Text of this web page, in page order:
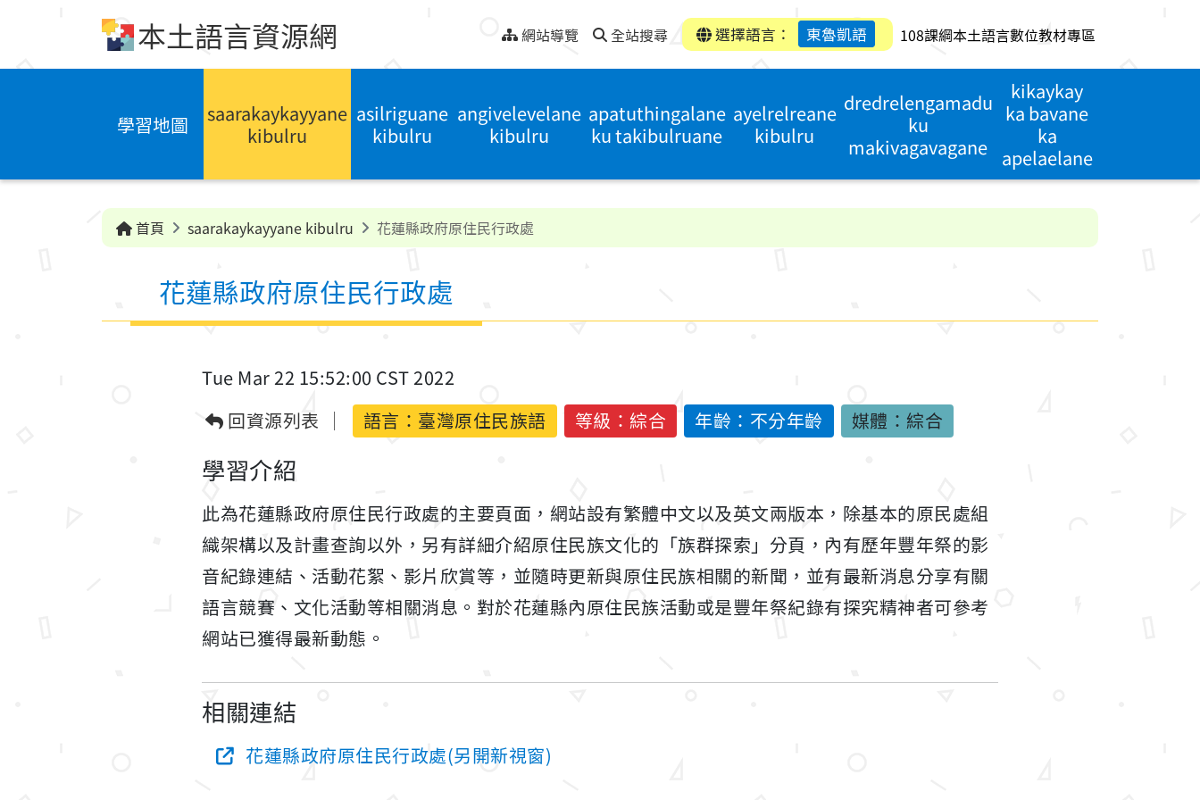
本土語言資源網 網站導覽 全站搜尋 選擇語言： 東魯凱語 108課綱本土語言數位教材專區
學習地圖
saarakaykayyane
kibulru
asilriguane
kibulru
angivelevelane
kibulru
apatuthingalane
ku takibulruane
ayelrelreane
kibulru
dredrelengamadu
ku
makivagavagane
kikaykay
ka bavane
ka
apelaelane
首頁 saarakaykayyane kibulru 花蓮縣政府原住民行政處
花蓮縣政府原住民行政處
Tue Mar 22 15:52:00 CST 2022
回資源列表
語言： 臺灣原住民族語 等級：綜合 年齡：不分年齡 媒體：綜合
學習介紹
此為花蓮縣政府原住民行政處的主要頁面，網站設有繁體中文以及英文兩版本，除基本的原民處組
織架構以及計畫查詢以外，另有詳細介紹原住民族文化的「族群探索」分頁，內有歷年豐年祭的影
音紀錄連結、活動花絮、影片欣賞等，並隨時更新與原住民族相關的新聞，並有最新消息分享有關
語言競賽、文化活動等相關消息。對於花蓮縣內原住民族活動或是豐年祭紀錄有探究精神者可參考
網站已獲得最新動態。
相關連結
花蓮縣政府原住民行政處(另開新視窗)